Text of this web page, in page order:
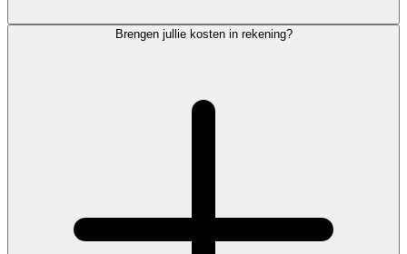
Brengen jullie kosten in rekening?